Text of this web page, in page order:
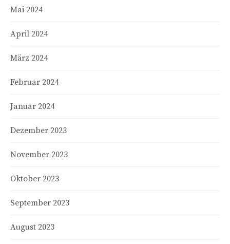
Mai 2024
April 2024
März 2024
Februar 2024
Januar 2024
Dezember 2023
November 2023
Oktober 2023
September 2023
August 2023